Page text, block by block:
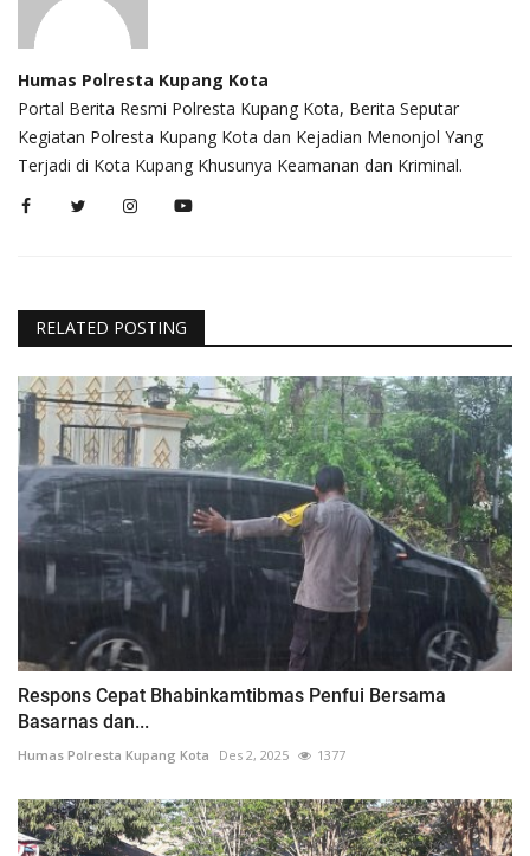
Humas Polresta Kupang Kota
Portal Berita Resmi Polresta Kupang Kota, Berita Seputar
Kegiatan Polresta Kupang Kota dan Kejadian Menonjol Yang
Terjadi di Kota Kupang Khusunya Keamanan dan Kriminal.
RELATED POSTING
Respons Cepat Bhabinkamtibmas Penfui Bersama
Basarnas dan...
Humas Polresta Kupang Kota Des 2, 2025 1377